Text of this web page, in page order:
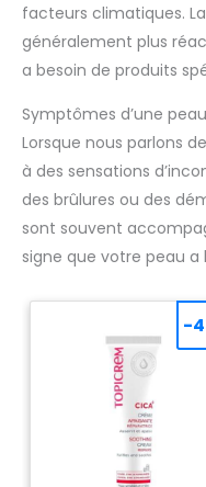
facteurs climatiques. La
généralement plus
a besoin de produits
Symptômes d’une
Lorsque nous parlons de
à des sensations
des brûlures ou des
sont souvent
signe que votre peau a
-